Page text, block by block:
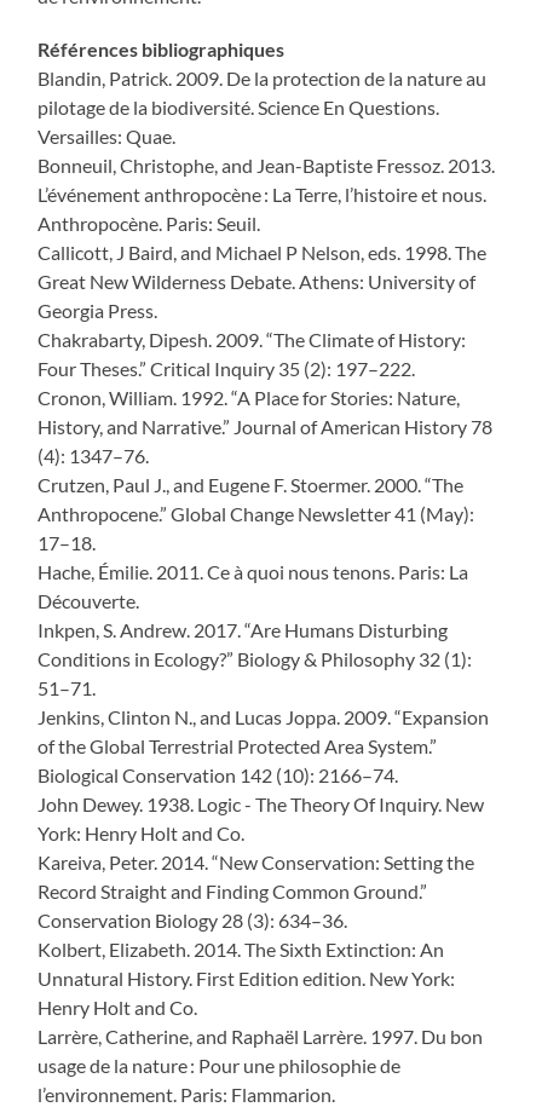
Références bibliographiques
Blandin, Patrick. 2009. De la protection de la nature au
pilotage de la biodiversité. Science En Questions.
Versailles: Quae.
Bonneuil, Christophe, and Jean-Baptiste Fressoz. 2013.
L’événement anthropocène : La Terre, l’histoire et nous.
Anthropocène. Paris: Seuil.
Callicott, J Baird, and Michael P Nelson, eds. 1998. The
Great New Wilderness Debate. Athens: University of
Georgia Press.
Chakrabarty, Dipesh. 2009. “The Climate of History:
Four Theses.” Critical Inquiry 35 (2): 197–222.
Cronon, William. 1992. “A Place for Stories: Nature,
History, and Narrative.” Journal of American History 78
(4): 1347–76.
Crutzen, Paul J., and Eugene F. Stoermer. 2000. “The
Anthropocene.” Global Change Newsletter 41 (May):
17–18.
Hache, Émilie. 2011. Ce à quoi nous tenons. Paris: La
Découverte.
Inkpen, S. Andrew. 2017. “Are Humans Disturbing
Conditions in Ecology?” Biology & Philosophy 32 (1):
51–71.
Jenkins, Clinton N., and Lucas Joppa. 2009. “Expansion
of the Global Terrestrial Protected Area System.”
Biological Conservation 142 (10): 2166–74.
John Dewey. 1938. Logic - The Theory Of Inquiry. New
York: Henry Holt and Co.
Kareiva, Peter. 2014. “New Conservation: Setting the
Record Straight and Finding Common Ground.”
Conservation Biology 28 (3): 634–36.
Kolbert, Elizabeth. 2014. The Sixth Extinction: An
Unnatural History. First Edition edition. New York:
Henry Holt and Co.
Larrère, Catherine, and Raphaël Larrère. 1997. Du bon
usage de la nature : Pour une philosophie de
l’environnement. Paris: Flammarion.